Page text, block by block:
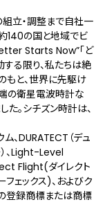
立・調整まで自社一
140の国と地域でビ
Starts Now”「ど
する限り、私たちは絶
もと、世界に先駆け
端の衛星電波時計な
た。シチズン時計は、
、DURATECT（デュ
）、Light-Level
Flight(ダイレクト
フェックス)、およびク
登録商標または商標